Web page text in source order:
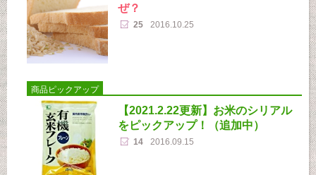
ぜ？
25 2016.10.25
商品ピックアップ
【2021.2.22更新】お米のシリアル
をピックアップ！（追加中）
14 2016.09.15